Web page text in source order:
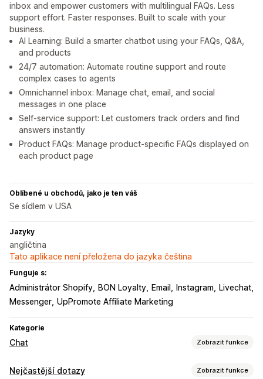
inbox and empower customers with multilingual FAQs. Less
support effort. Faster responses. Built to scale with your
business.
AI Learning: Build a smarter chatbot using your FAQs, Q&A,
and products
24/7 automation: Automate routine support and route
complex cases to agents
Omnichannel inbox: Manage chat, email, and social
messages in one place
Self-service support: Let customers track orders and find
answers instantly
Product FAQs: Manage product-specific FAQs displayed on
each product page
Oblíbené u obchodů, jako je ten váš
Se sídlem v USA
Jazyky
angličtina
Tato aplikace není přeložena do jazyka čeština
Funguje s:
Administrátor Shopify BON Loyalty Email Instagram
Livechat
Messenger UpPromote Affiliate Marketing
Kategorie
Chat Zobrazit funkce
Posílání zpráv v reálném čase
Nejčastější dotazy Zobrazit funkce